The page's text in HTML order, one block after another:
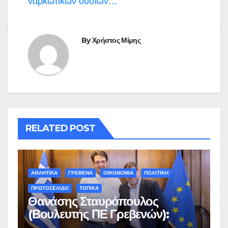
ByΧρήστος Μίμης
RELATED POST
ΑΘΛΗΤΙΚΑ ΓΡΕΒΕΝΑ ΟΙΚΟΝΟΜΙΑ ΠΟΛΙΤΙΚΗ
ΠΡΩΤΟΣΕΛΙΔΟ ΤΟΠΙΚΑ
Θανάσης Σταυρόπουλος
(Βουλευτής ΠΕ Γρεβενών):